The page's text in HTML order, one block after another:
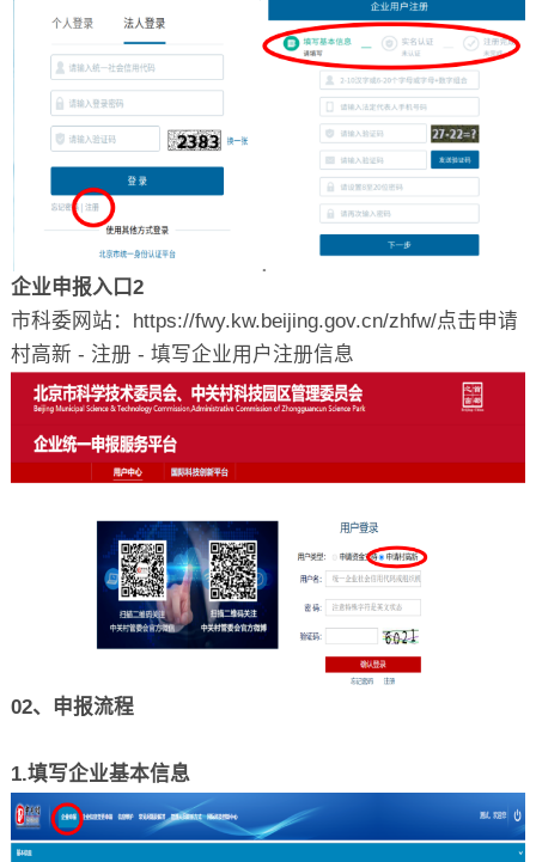
企业申报入口2
市科委网站：https://fwy.kw.beijing.gov.cn/zhfw/点击申请
村高新 - 注册 - 填写企业用户注册信息
02、申报流程
1.填写企业基本信息